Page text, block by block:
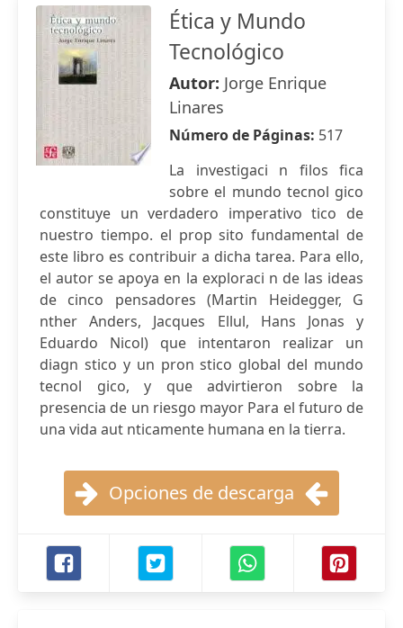
Ética y Mundo
Tecnológico
Autor: Jorge Enrique
Linares
Número de Páginas: 517
La investigaci n filos fica
sobre el mundo tecnol gico
constituye un verdadero imperativo tico de
nuestro tiempo. el prop sito fundamental de
este libro es contribuir a dicha tarea. Para ello,
el autor se apoya en la exploraci n de las ideas
de cinco pensadores (Martin Heidegger, G
nther Anders, Jacques Ellul, Hans Jonas y
Eduardo Nicol) que intentaron realizar un
diagn stico y un pron stico global del mundo
tecnol gico, y que advirtieron sobre la
presencia de un riesgo mayor Para el futuro de
una vida aut nticamente humana en la tierra.
Opciones de descarga